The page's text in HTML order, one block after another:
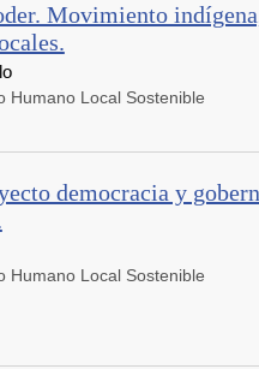
Movimiento
Humano Local Sostenible
democracia y
Humano Local Sostenible